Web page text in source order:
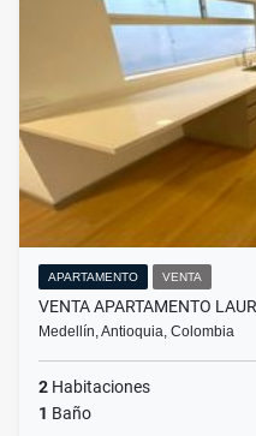
APARTAMENTO VENTA
VENTA APARTAMENTO
Medellín, Antioquia, Colombia
2 Habitaciones
1 Baño